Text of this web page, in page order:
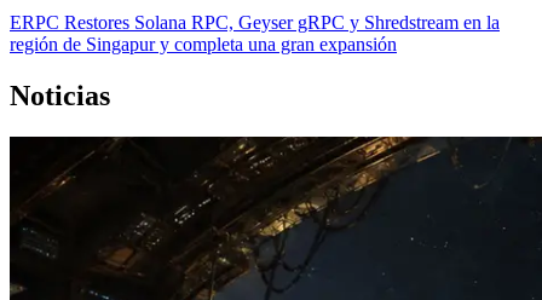
ERPC Restores Solana RPC, Geyser gRPC y Shredstream en la
región de Singapur y completa una gran expansión
Noticias